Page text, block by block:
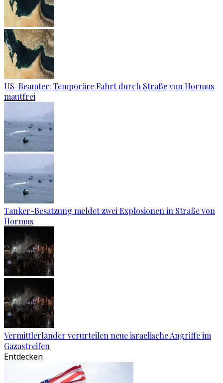
US-Beamter: Temporäre Fahrt durch Straße von Hormus
mautfrei
Tanker-Besatzung meldet zwei Explosionen in Straße von
Hormus
Vermittlerländer verurteilen neue israelische Angriffe im
Gazastreifen
Entdecken